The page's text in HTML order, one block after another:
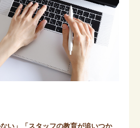
ない」「スタッフの教育が追いつか